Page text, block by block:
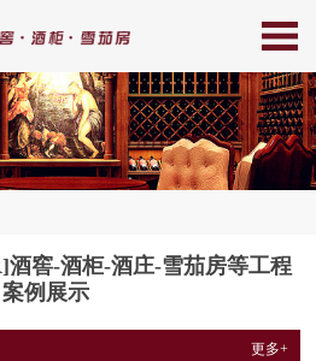
酒窖-酒柜-酒庄-雪茄房等工程
案例展示
更多+